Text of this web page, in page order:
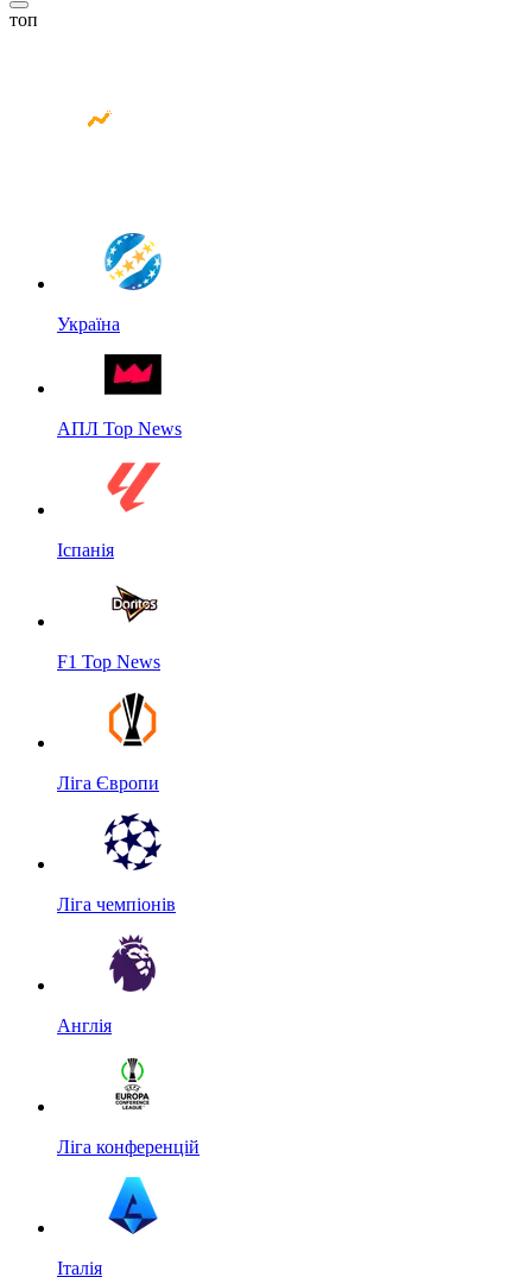
топ
Україна
АПЛ Top News
Іспанія
F1 Top News
Ліга Європи
Ліга чемпіонів
Англія
Ліга конференцій
Італія